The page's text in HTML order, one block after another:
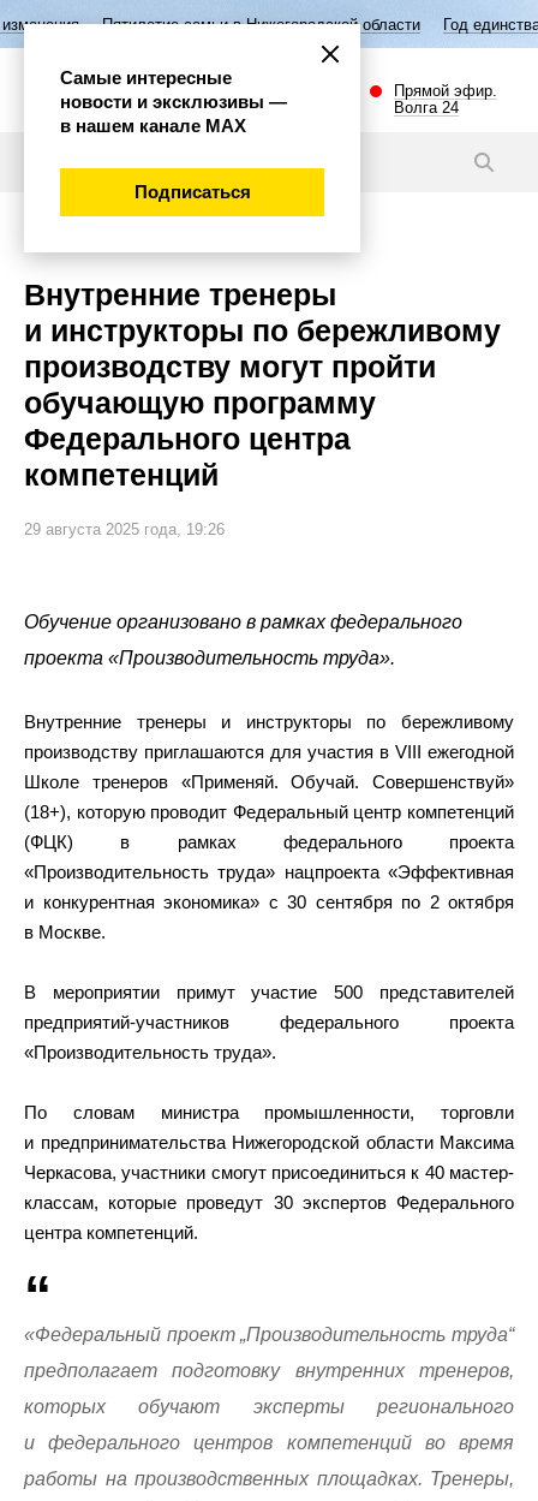
семьи в Нижегородской области Год единства народов
Прямой эфир.
Волга 24
Внутренние тренеры
и инструкторы по бережливому
производству могут пройти
обучающую программу
Федерального центра
компетенций
29 августа 2025 года, 19:26
Обучение организовано в рамках федерального
проекта «Производительность труда».
Внутренние тренеры и инструкторы по бережливому
производству приглашаются для участия в VIII ежегодной
Школе тренеров «Применяй. Обучай. Совершенствуй»
(18+), которую проводит Федеральный центр компетенций
(ФЦК) в рамках федерального проекта
«Производительность труда» нацпроекта «Эффективная
и конкурентная экономика» с 30 сентября по 2 октября
в Москве.
В мероприятии примут участие 500 представителей
предприятий-участников федерального проекта
«Производительность труда».
По словам министра промышленности, торговли
и предпринимательства Нижегородской области Максима
Черкасова, участники смогут присоединиться к 40 мастер-
классам, которые проведут 30 экспертов Федерального
центра компетенций.
«Федеральный проект „Производительность труда“
предполагает подготовку внутренних тренеров,
которых обучают эксперты регионального
и федерального центров компетенций во время
работы на производственных площадках. Тренеры,
Самые интересные
новости и эксклюзивы —
в нашем канале МАХ
Подписаться